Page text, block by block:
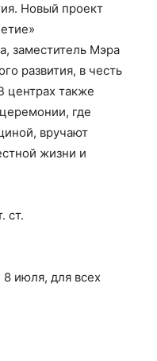
Новый проект
заместитель Мэра
развития, в честь
центрах также
где
вручают
жизни и
ст.
8 июля, для всех